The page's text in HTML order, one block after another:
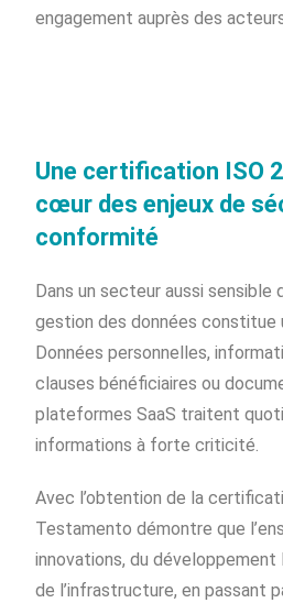
engagement auprès des
Une certification ISO
cœur des enjeux de
conformité
Dans un secteur aussi sensible
gestion des données constitue
Données personnelles,
clauses bénéficiaires ou
plateformes SaaS traitent
informations à forte criticité.
Avec l’obtention de la
Testamento démontre que
innovations, du développement
de l’infrastructure, en passant